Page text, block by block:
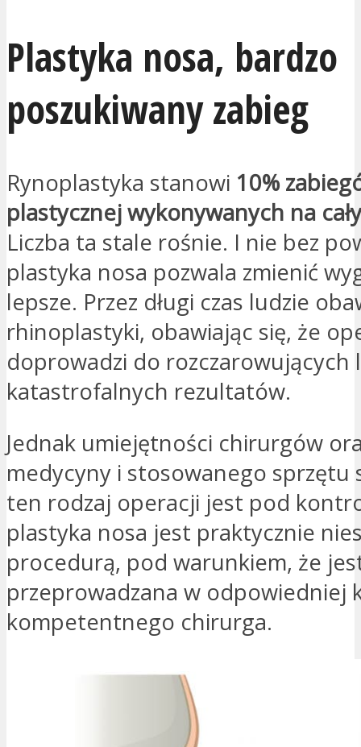
Plastyka nosa, bardzo
poszukiwany zabieg
Rynoplastyka stanowi 10%
plastycznej wykonywanych na
Liczba ta stale rośnie. I nie bez
plastyka nosa pozwala zmienić
lepsze. Przez długi czas ludzie
rhinoplastyki, obawiając się, że
doprowadzi do rozczarowujących
katastrofalnych rezultatów.
Jednak umiejętności chirurgów
medycyny i stosowanego sprzętu
ten rodzaj operacji jest pod
plastyka nosa jest praktycznie
procedurą, pod warunkiem, że
przeprowadzana w odpowiedniej
kompetentnego chirurga.